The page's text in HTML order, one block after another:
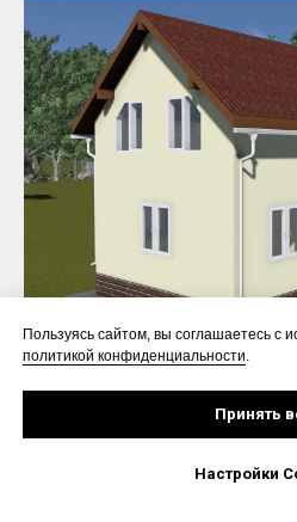
СМК - 42
Пользуясь сайтом, вы соглашаетесь с
политикой конфиденциальности.
Принять
Настройки